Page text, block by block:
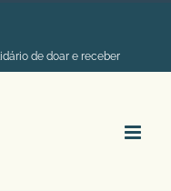
de doar e receber